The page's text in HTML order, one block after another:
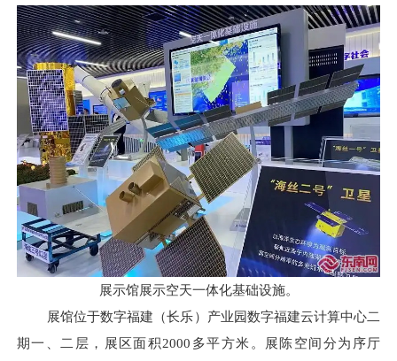
展示馆展示空天一体化基础设施。
展馆位于数字福建（长乐）产业园数字福建云计算中心二
期一、二层，展区面积2000多平方米。展陈空间分为序厅